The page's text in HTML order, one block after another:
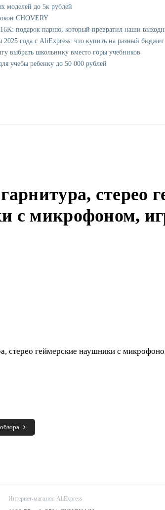
моделей до 5к рублей
CHOVERY
подарок парню, который превратил наши
года с AliExpress: что купить на разный бюджет
выбрать школьнику вместо горы учебников
учебы ребенку до 50 000 рублей
стерео
с микрофоном,
Интернет-магазин: AliExpress